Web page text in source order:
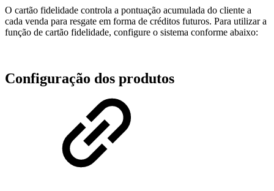
O cartão fidelidade controla a pontuação acumulada do cliente a
cada venda para resgate em forma de créditos futuros. Para utilizar a
função de cartão fidelidade, configure o sistema conforme abaixo:
Configuração dos produtos